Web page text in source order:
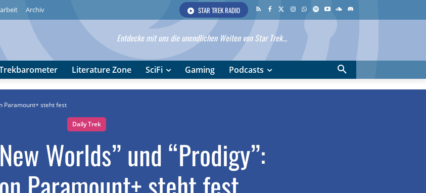
Archiv STAR TREK RADIO
Entdecke mit uns die unendlichen Weiten von Star Trek...
Literature Zone SciFi Gaming Podcasts
Paramount+ steht fest
Daily Trek
Worlds” und “Prodigy”: